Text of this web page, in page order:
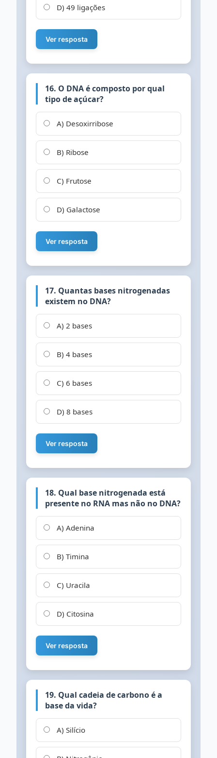
D) 49 ligações
Ver resposta
16. O DNA é composto por qual
tipo de açúcar?
A) Desoxirribose
B) Ribose
C) Frutose
D) Galactose
Ver resposta
17. Quantas bases nitrogenadas
existem no DNA?
A) 2 bases
B) 4 bases
C) 6 bases
D) 8 bases
Ver resposta
18. Qual base nitrogenada está
presente no RNA mas não no DNA?
A) Adenina
B) Timina
C) Uracila
D) Citosina
Ver resposta
19. Qual cadeia de carbono é a
base da vida?
A) Silício